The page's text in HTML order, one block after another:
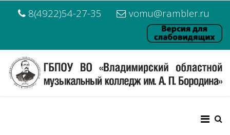
8(4922)54-27-35 vomu@rambler.ru